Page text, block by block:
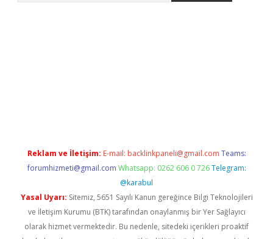
Reklam ve İletişim: E-mail: backlinkpaneli@gmail.com Teams:
forumhizmeti@gmail.com Whatsapp: 0262 606 0 726 Telegram:
@karabul
Yasal Uyarı: Sitemiz, 5651 Sayılı Kanun gereğince Bilgi Teknolojileri
ve İletişim Kurumu (BTK) tarafından onaylanmış bir Yer Sağlayıcı
olarak hizmet vermektedir. Bu nedenle, sitedeki içerikleri proaktif